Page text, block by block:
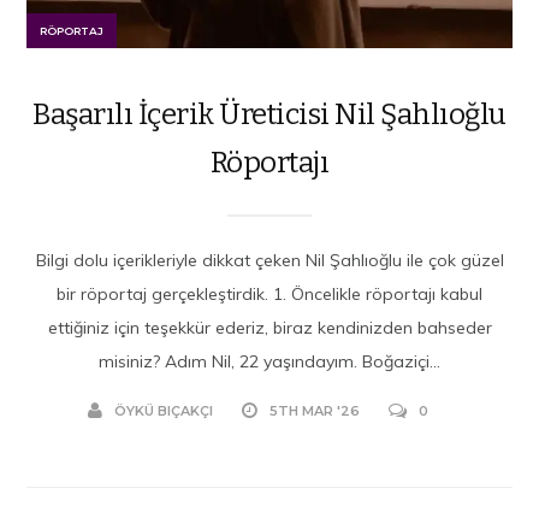
RÖPORTAJ
Başarılı İçerik Üreticisi Nil Şahlıoğlu
Röportajı
Bilgi dolu içerikleriyle dikkat çeken Nil Şahlıoğlu ile çok güzel
bir röportaj gerçekleştirdik. 1.⁠ ⁠Öncelikle röportajı kabul
ettiğiniz için teşekkür ederiz, biraz kendinizden bahseder
misiniz? Adım Nil, 22 yaşındayım. Boğaziçi...
ÖYKÜ BIÇAKÇI 5TH MAR '26 0